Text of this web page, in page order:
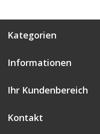
Kategorien
Informationen
Ihr Kundenbereich
Kontakt